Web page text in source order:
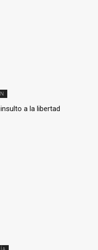
a la libertad